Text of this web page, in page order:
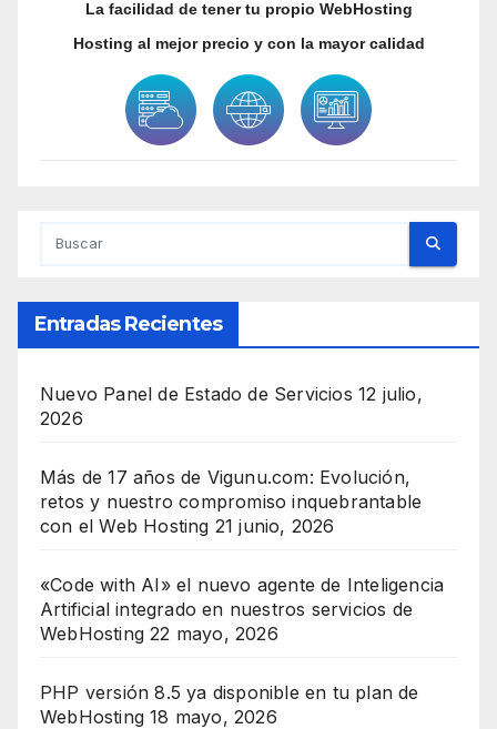
La facilidad de tener tu propio WebHosting
Hosting al mejor precio y con la mayor calidad
Entradas Recientes
Nuevo Panel de Estado de Servicios 12 julio,
2026
Más de 17 años de Vigunu.com: Evolución,
retos y nuestro compromiso inquebrantable
con el Web Hosting 21 junio, 2026
«Code with AI» el nuevo agente de Inteligencia
Artificial integrado en nuestros servicios de
WebHosting 22 mayo, 2026
PHP versión 8.5 ya disponible en tu plan de
WebHosting 18 mayo, 2026